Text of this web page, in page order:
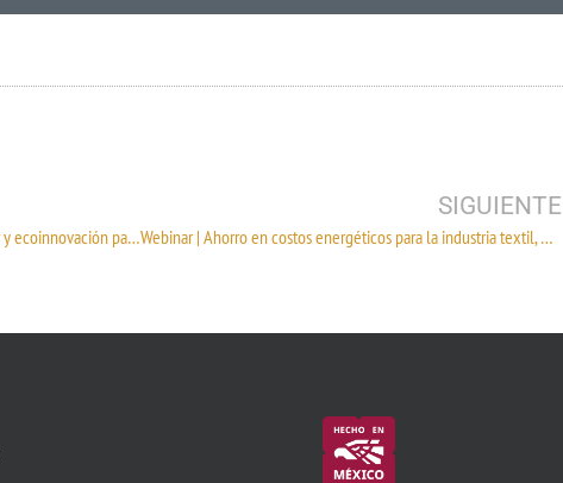
Taller | Huella ambiental, economía circular y ecoinnovación para la Industria Textil
SIGUIENTE
Webinar | Ahorro en costos energéticos para la industria textil, beneficios y retos a futuro en el MEM